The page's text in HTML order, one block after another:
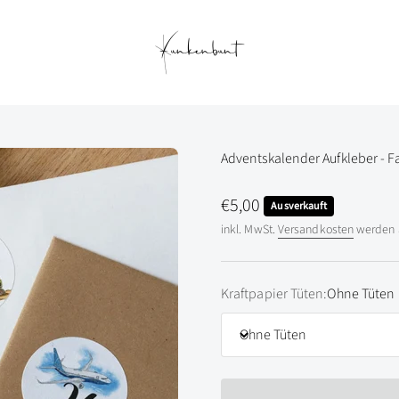
Funkenbunt
Adventskalender Aufkleber -
Angebot
€5,00 Ausverkauft
inkl. MwSt. Versandkostenwerden
Kraftpapier Tüten:Ohne Tüten
Ohne Tüten